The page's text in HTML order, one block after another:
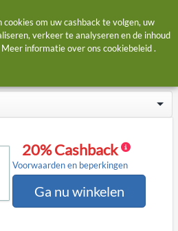
20% Cashback
Voorwaarden en beperkingen
Ga nu winkelen
om uw cashback te volgen, uw
verkeer te analyseren en de inhoud
informatie over ons cookiebeleid.